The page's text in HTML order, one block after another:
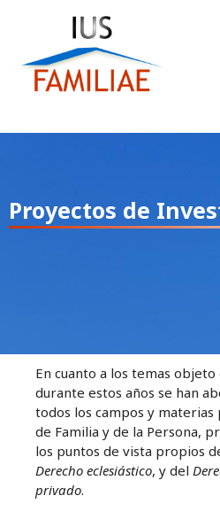
Proyectos de
En cuanto a los temas
durante estos años se han
todos los campos y
de Familia y de la Persona,
los puntos de vista propios
Derecho eclesiástico, y del
privado.